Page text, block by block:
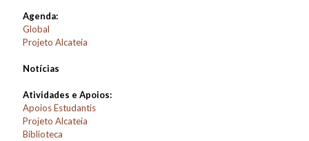
Agenda:
Global
Projeto Alcateia
Notícias
Atividades e Apoios:
Apoios Estudantis
Projeto Alcateia
Biblioteca